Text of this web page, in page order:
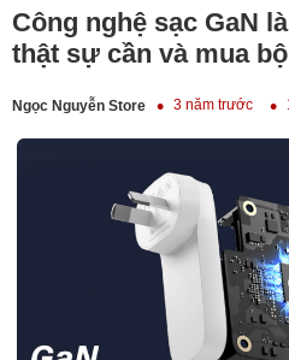
Công nghệ sạc GaN
thật sự cần và mua
Ngọc Nguyễn Store 3 năm trước